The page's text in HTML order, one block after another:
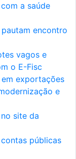
a saúde
encontro
vagos e
o E-Fisc
exportações
e
site da
públicas